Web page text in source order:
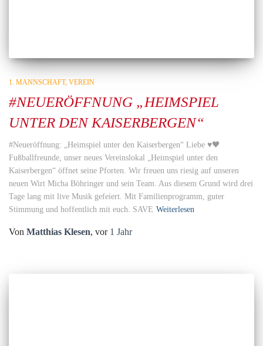
1. MANNSCHAFT VEREIN
#NEUERÖFFNUNG „HEIMSPIEL
UNTER DEN KAISERBERGEN“
#Neueröffnung: „Heimspiel unter den Kaiserbergen“ Liebe ♥️🖤
Fußballfreunde, unser neues Vereinslokal „Heimspiel unter den
Kaiserbergen“ öffnet seine Pforten. Wir freuen uns riesig auf unseren
neuen Wirt Micha Böhringer und sein Team. Aus diesem Grund wird drei
Tage lang mit live Musik gefeiert. Mit Familienprogramm, guter
Stimmung und hoffentlich mit euch. SAVE Weiterlesen
Von Matthias Klesen, vor 1 Jahr